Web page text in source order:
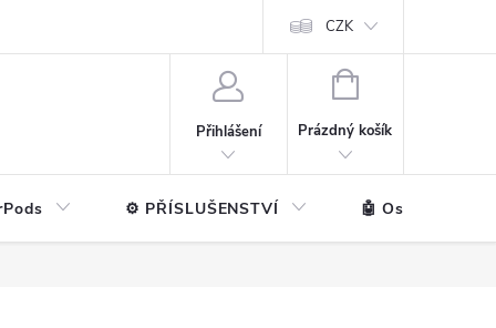
CZK
Přihlášení
NÁKUPNÍ
Prázdný košík
⚙️ PŘÍSLUŠENSTVÍ 🤖 Ostatní